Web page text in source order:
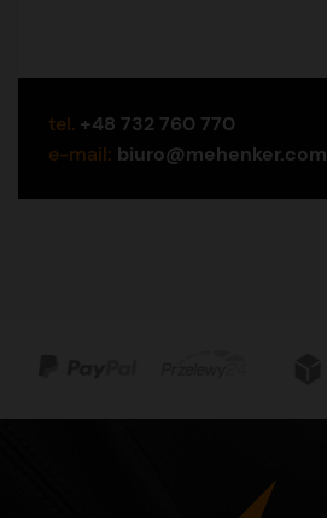
tel. +48 732 760 770
e-mail: biuro@mehenker.com